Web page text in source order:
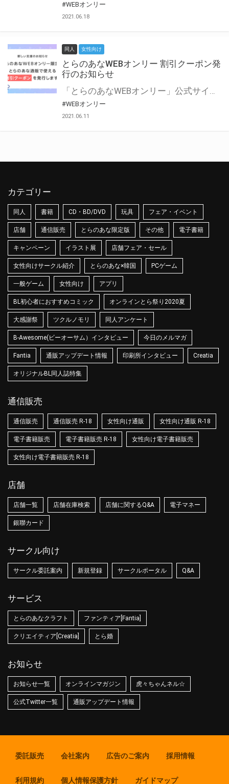
#WEBオンリー
2021.06.18
同人 女性向け
とらのあなWEBオンリー 割引クーポン発
行のお知らせ
「とらのあなWEBオンリー」公式サイトでとらのあな通販の「割引クーポン」を配布中！ イベントごとに開催当日限定で使える割引クーポンのシリアルコードを発行します。 とらのあなWEBオンリーのページをチェックして、イベント当日にお得にお買い物を楽しみましょう♪ ※本キャンペーンは予告なく終了する場合がございます。 とらのあなWEBオンリーサイトはこちら
#WEBオンリー
2021.06.11
カテゴリー
同人 書籍 CD・BD/DVD 玩具 フェア・イベント
店舗 通信販売 とらのあな限定版 その他 電子書籍
キャンペーン イラスト展 店舗フェア・セール
女性向けサークル紹介 とらのあな×韓国 PCゲーム
一般ゲーム 女性向け アプリ
BL初心者におすすめコミック オンラインとら祭り2020夏
大感謝祭 ツクルノモリ 同人アンケート
B-Awesome(ビーオーサム）インタビュー 今日のメルマガ
Fantia 通販アップデート情報 印刷所インタビュー Creatia
オリジナルBL同人誌特集
通信販売
通信販売 通信販売 R-18 女性向け通販 女性向け通販 R-18
電子書籍販売 電子書籍販売 R-18 女性向け電子書籍販売
女性向け電子書籍販売 R-18
店舗
店舗一覧 店舗在庫検索 店舗に関するQ&A 電子マネー
銀聯カード
サークル向け
サークル委託案内 新規登録 サークルポータル Q&A
サービス
とらのあなクラフト ファンティア[Fantia]
クリエイティア[Creatia] とら婚
お知らせ
お知らせ一覧 オンラインマガジン 虎々ちゃんネル☆
公式Twitter一覧 通販アップデート情報
委託販売 会社案内 広告のご案内 採用情報
利用規約 個人情報保護方針 ガイドマップ